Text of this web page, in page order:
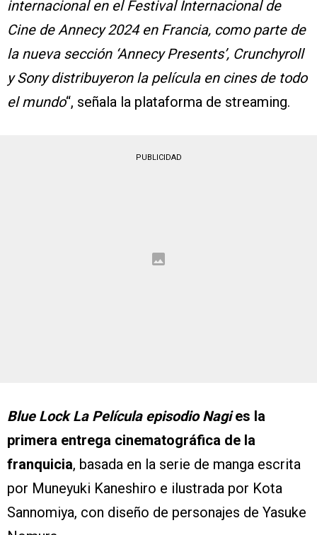
internacional en el Festival Internacional de
Cine de Annecy 2024 en Francia, como parte de
la nueva sección ‘Annecy Presents’, Crunchyroll
y Sony distribuyeron la película en cines de todo
el mundo“, señala la plataforma de streaming.
PUBLICIDAD
Blue Lock La Película episodio Nagies la
primera entrega cinematográfica de la
franquicia, basada en la serie de manga escrita
por Muneyuki Kaneshiro e ilustrada por Kota
Sannomiya, con diseño de personajes de Yasuke